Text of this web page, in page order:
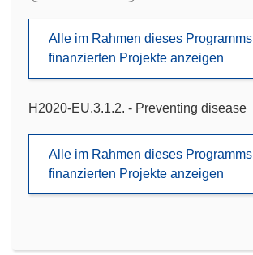
Alle im Rahmen dieses Programms
finanzierten Projekte anzeigen
H2020-EU.3.1.2. - Preventing disease
Alle im Rahmen dieses Programms
finanzierten Projekte anzeigen